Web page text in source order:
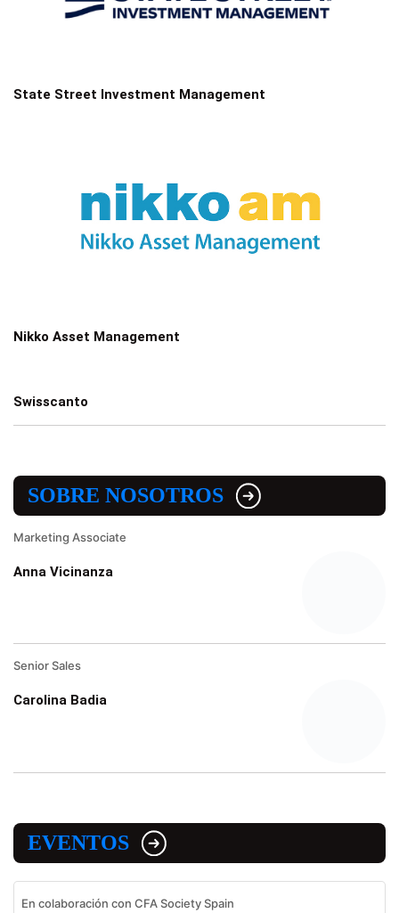
State Street Investment Management
Nikko Asset Management
Swisscanto
SOBRE NOSOTROS
Marketing Associate
Anna Vicinanza
Senior Sales
Carolina Badia
EVENTOS
En colaboración con CFA Society Spain